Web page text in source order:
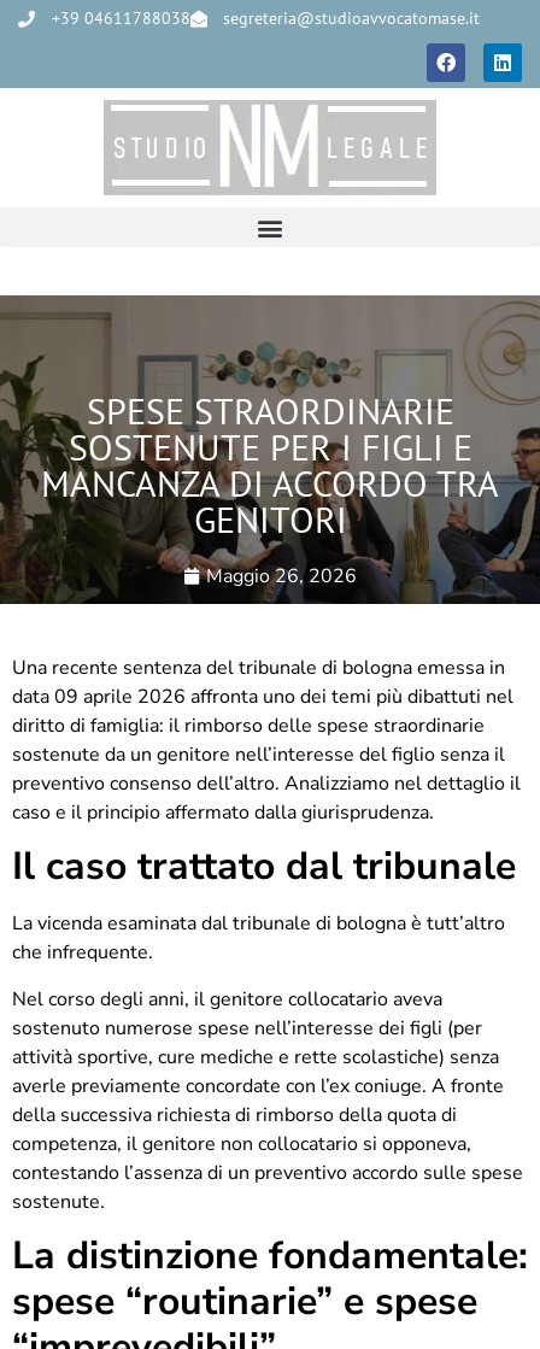
+39 04611788038 segreteria@studioavvocatomase.it
SPESE STRAORDINARIE
SOSTENUTE PER I FIGLI E
MANCANZA DI ACCORDO TRA
GENITORI
Maggio 26, 2026
Una recente sentenza del tribunale di bologna emessa in
data 09 aprile 2026 affronta uno dei temi più dibattuti nel
diritto di famiglia: il rimborso delle spese straordinarie
sostenute da un genitore nell’interesse del figlio senza il
preventivo consenso dell’altro. Analizziamo nel dettaglio il
caso e il principio affermato dalla giurisprudenza.
Il caso trattato dal tribunale
La vicenda esaminata dal tribunale di bologna è tutt’altro
che infrequente.
Nel corso degli anni, il genitore collocatario aveva
sostenuto numerose spese nell’interesse dei figli (per
attività sportive, cure mediche e rette scolastiche) senza
averle previamente concordate con l’ex coniuge. A fronte
della successiva richiesta di rimborso della quota di
competenza, il genitore non collocatario si opponeva,
contestando l’assenza di un preventivo accordo sulle spese
sostenute.
La distinzione fondamentale:
spese “routinarie” e spese